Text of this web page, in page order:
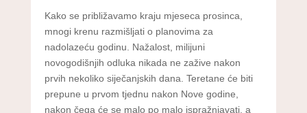
Kako se približavamo kraju mjeseca prosinca,
mnogi krenu razmišljati o planovima za
nadolazeću godinu. Nažalost, milijuni
novogodišnjih odluka nikada ne zažive nakon
prvih nekoliko siječanjskih dana. Teretane će biti
prepune u prvom tjednu nakon Nove godine,
nakon čega će se malo po malo ispražnjavati, a